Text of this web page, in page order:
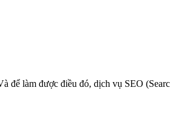
để làm được điều đó, dịch vụ SEO